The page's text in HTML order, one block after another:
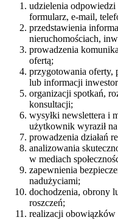
udzielenia odpowiedzi
formularz, e-mail,
przedstawienia
nieruchomościach,
prowadzenia
ofertą;
przygotowania oferty,
lub informacji
organizacji spotkań,
konsultacji;
wysyłki newslettera i
użytkownik wyraził
prowadzenia działań
analizowania
w mediach
zapewnienia
nadużyciami;
dochodzenia, obrony
roszczeń;
realizacji